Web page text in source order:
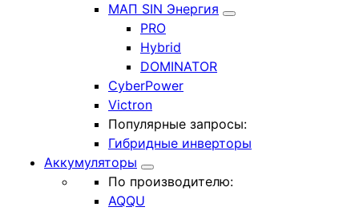
МАП SIN Энергия
PRO
Hybrid
DOMINATOR
CyberPower
Victron
Популярные запросы:
Гибридные инверторы
Аккумуляторы
По производителю:
AQQU